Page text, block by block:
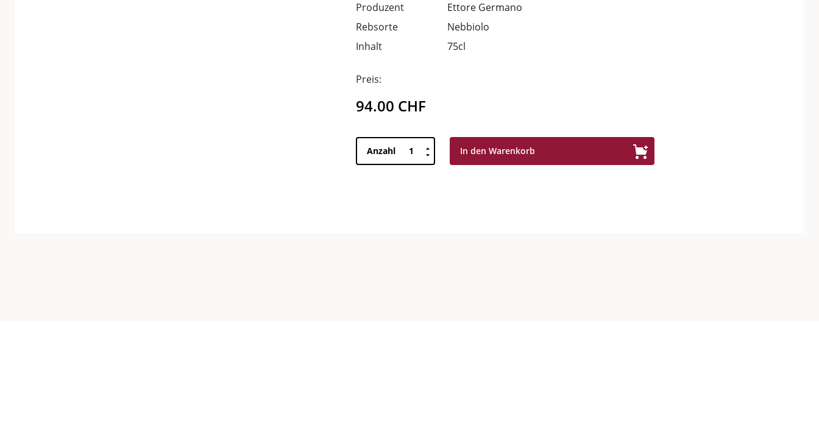
Produzent
Ettore Germano
Rebsorte
Nebbiolo
Inhalt
75cl
Preis:
94.00 CHF
Anzahl
Nebbiolo
In den Warenkorb